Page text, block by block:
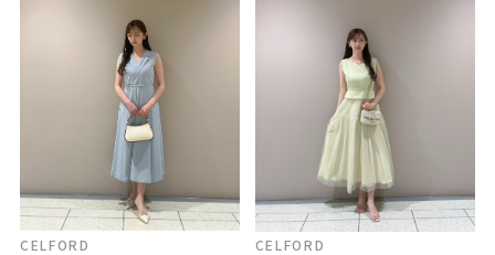
CELFORD
CELFORD